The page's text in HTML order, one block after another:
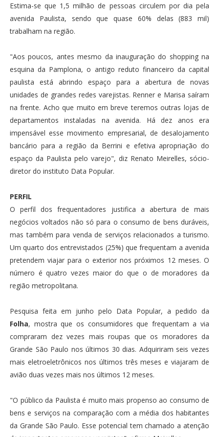
Estima-se que 1,5 milhão de pessoas circulem por dia pela
avenida Paulista, sendo que quase 60% delas (883 mil)
trabalham na região.
"Aos poucos, antes mesmo da inauguração do shopping na
esquina da Pamplona, o antigo reduto financeiro da capital
paulista está abrindo espaço para a abertura de novas
unidades de grandes redes varejistas. Renner e Marisa saíram
na frente. Acho que muito em breve teremos outras lojas de
departamentos instaladas na avenida. Há dez anos era
impensável esse movimento empresarial, de desalojamento
bancário para a região da Berrini e efetiva apropriação do
espaço da Paulista pelo varejo", diz Renato Meirelles, sócio-
diretor do instituto Data Popular.
PERFIL
O perfil dos frequentadores justifica a abertura de mais
negócios voltados não só para o consumo de bens duráveis,
mas também para venda de serviços relacionados a turismo.
Um quarto dos entrevistados (25%) que frequentam a avenida
pretendem viajar para o exterior nos próximos 12 meses. O
número é quatro vezes maior do que o de moradores da
região metropolitana.
Pesquisa feita em junho pelo Data Popular, a pedido da
Folha, mostra que os consumidores que frequentam a via
compraram dez vezes mais roupas que os moradores da
Grande São Paulo nos últimos 30 dias. Adquiriram seis vezes
mais eletroeletrônicos nos últimos três meses e viajaram de
avião duas vezes mais nos últimos 12 meses.
"O público da Paulista é muito mais propenso ao consumo de
bens e serviços na comparação com a média dos habitantes
da Grande São Paulo. Esse potencial tem chamado a atenção